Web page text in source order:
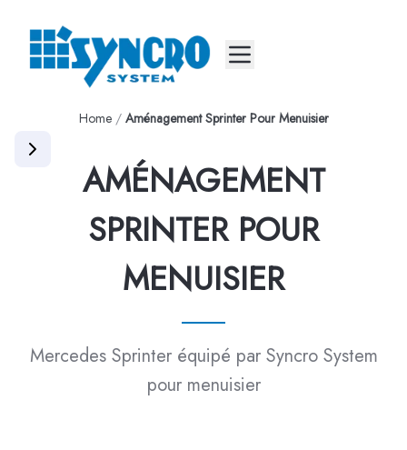
Mobile menu
Home / Aménagement Sprinter Pour Menuisier
AMÉNAGEMENT
SPRINTER POUR
MENUISIER
Mercedes Sprinter équipé par Syncro System
pour menuisier